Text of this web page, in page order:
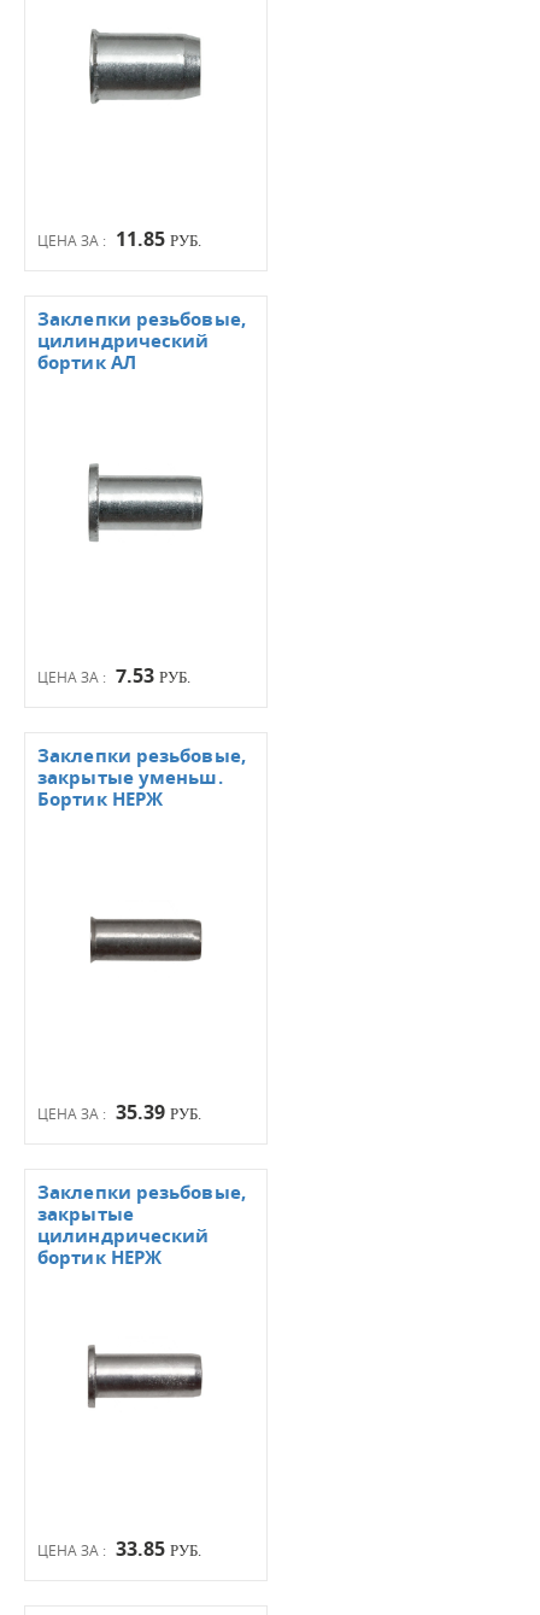
ЦЕНА ЗА : 11.85 РУБ.
ЦЕНА ЗА : 7.53 РУБ.
Заклепки резьбовые,
цилиндрический
бортик АЛ
ЦЕНА ЗА : 35.39 РУБ.
Заклепки резьбовые,
закрытые уменьш.
Бортик НЕРЖ
ЦЕНА ЗА : 33.85 РУБ.
Заклепки резьбовые,
закрытые
цилиндрический
бортик НЕРЖ